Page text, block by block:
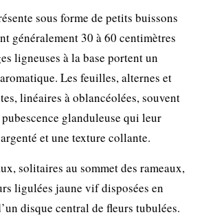
sous forme de petits buissons
généralement 30 à 60 centimètres
ligneuses à la base portent un
Les feuilles, alternes et
linéaires à oblancéolées, souvent
glanduleuse qui leur
et une texture collante.
solitaires au sommet des rameaux,
ligulées jaune vif disposées en
disque central de fleurs tubulées.